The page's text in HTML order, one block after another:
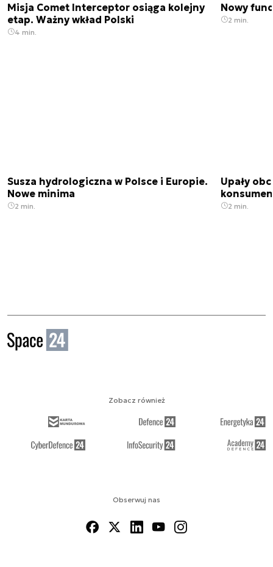
Misja Comet Interceptor osiąga kolejny
etap. Ważny wkład Polski
4 min.
Nowy
2 min.
Susza hydrologiczna w Polsce i Europie.
Nowe minima
2 min.
Upały
2 min.
Obserwuj nas
Zobacz również